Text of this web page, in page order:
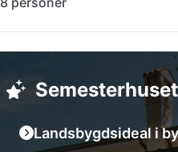
Landsbygdsideal i